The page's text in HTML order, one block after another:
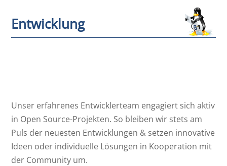
Entwicklung
Unser erfahrenes Entwicklerteam engagiert sich aktiv
in Open Source-Projekten. So bleiben wir stets am
Puls der neuesten Entwicklungen & setzen innovative
Ideen oder individuelle Lösungen in Kooperation mit
der Community um.